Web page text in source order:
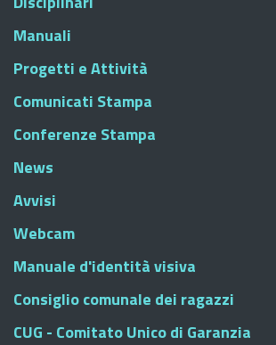
Manuali
Progetti e Attività
Comunicati Stampa
Conferenze Stampa
News
Avvisi
Webcam
Manuale d'identità visiva
Consiglio comunale dei ragazzi
CUG - Comitato Unico di Garanzia